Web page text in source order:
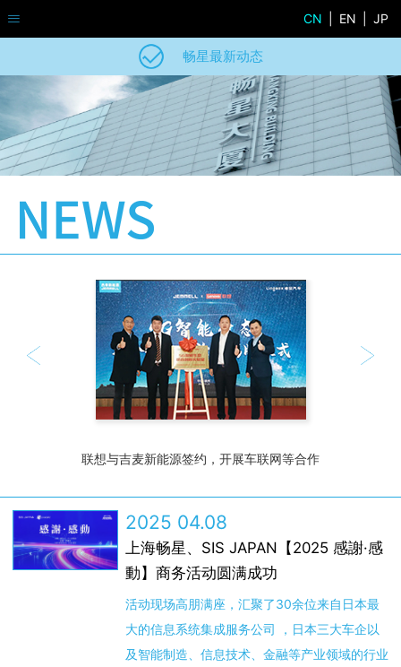
CN EN JP
畅星最新动态
联想与吉麦新能源签约，开展车联网等合作
2025 04.08
上海畅星、SIS JAPAN【2025 感謝·感
動】商务活动圆满成功
活动现场高朋满座，汇聚了30余位来自日本最
大的信息系统集成服务公司 ，日本三大车企以
及智能制造、信息技术、金融等产业领域的行业